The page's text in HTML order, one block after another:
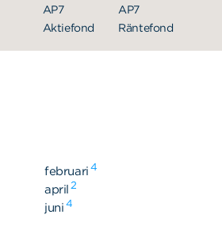
AP7
Aktiefond
AP7
Räntefond
februari 4
april 2
juni 4